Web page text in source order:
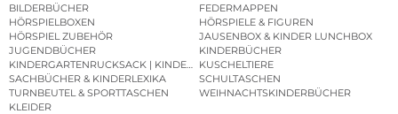
BILDERBÜCHER
FEDERMAPPEN
HÖRSPIELBOXEN
HÖRSPIELE & FIGUREN
HÖRSPIEL ZUBEHÖR
JAUSENBOX & KINDER LUNCHBOX
JUGENDBÜCHER
KINDERBÜCHER
KINDERGARTENRUCKSACK | KINDERGARTENBEUTEL
KUSCHELTIERE
SACHBÜCHER & KINDERLEXIKA
SCHULTASCHEN
TURNBEUTEL & SPORTTASCHEN
WEIHNACHTSKINDERBÜCHER
KLEIDER